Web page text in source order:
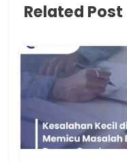
Related Post